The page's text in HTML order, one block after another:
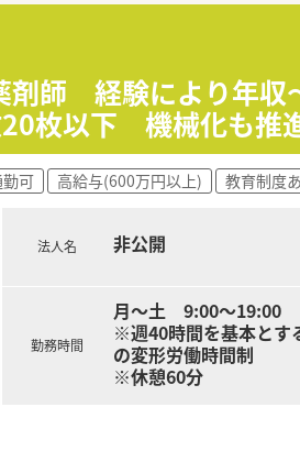
いるところがほとんどで、
ません。
ており、プライベートと両立して
設定！
得しており、
が出来ているので、従業員の働き
制度は最長で小学校卒業まで等、
められた証であり、女性の活躍を
テムを導入しており、薬歴入力に
、店舗需要に合わせた機械化を進め
し処方箋入力を遠隔入力にてサポ
割りを設定した導線を確保するな
剤師 経験により年
枚以下 機械化も
可 高給与(600万円以上) 教育制度
法人名 非公開
勤務時間
月～土 9:00～19:00
※週40時間を基本とす
の変形労働時間制
※休憩60分